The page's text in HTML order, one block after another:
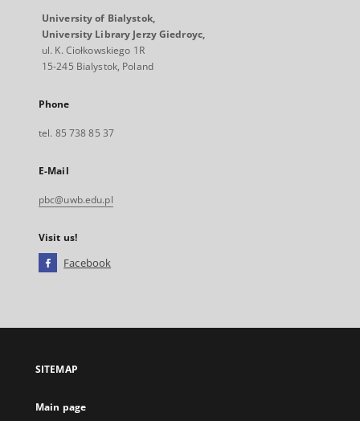
University of Bialystok,
University Library Jerzy Giedroyc,
ul. K. Ciołkowskiego 1R
15-245 Bialystok, Poland
Phone
tel. 85 738 85 37
E-Mail
pbc@uwb.edu.pl
Visit us!
Facebook
open
new
SITEMAP
Main page